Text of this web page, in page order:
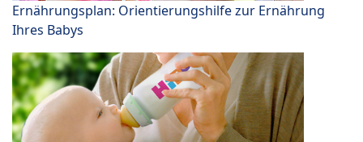
Ernährungsplan: Orientierungshilfe zur Ernährung
Ihres Babys